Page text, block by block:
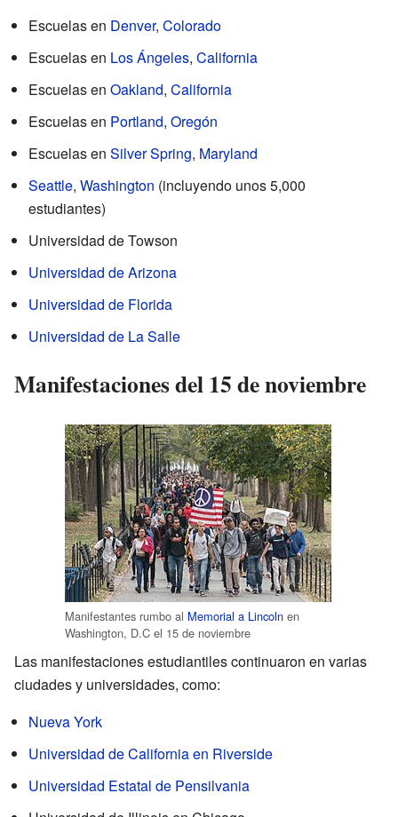
Escuelas en Denver, Colorado
Escuelas en Los Ángeles, California
Escuelas en Oakland, California
Escuelas en Portland, Oregón
Escuelas en Silver Spring, Maryland
Seattle, Washington (incluyendo unos 5,000
estudiantes)
Universidad de Towson
Universidad de Arizona
Universidad de Florida
Universidad de La Salle
Manifestaciones del 15 de noviembre
Manifestantes rumbo al Memorial a Lincoln en
Washington, D.C el 15 de noviembre
Las manifestaciones estudiantiles continuaron en varias
ciudades y universidades, como:
Nueva York
Universidad de California en Riverside
Universidad Estatal de Pensilvania